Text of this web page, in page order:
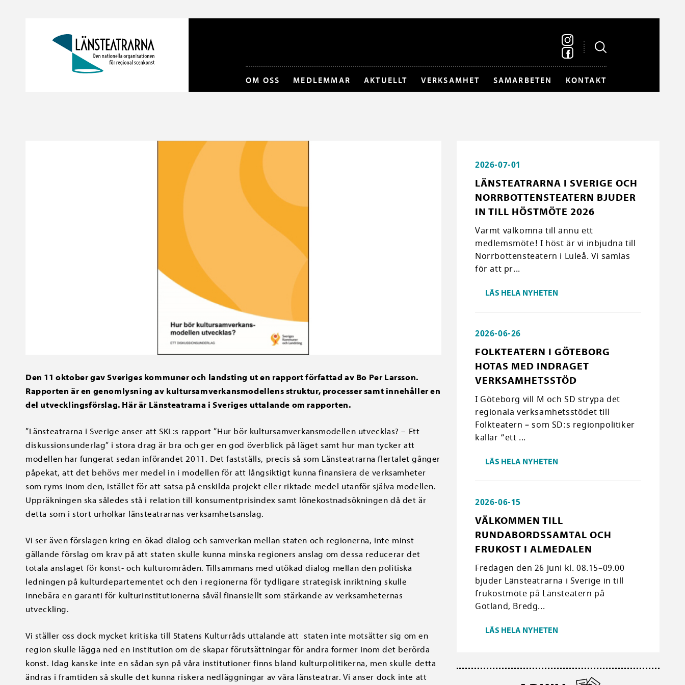
OM OSS MEDLEMMAR AKTUELLT VERKSAMHET SAMARBETEN KONTAKT
Den 11 oktober gav Sveriges kommuner och landsting ut en rapport författad av Bo Per Larsson.
Rapporten är en genomlysning av kultursamverkansmodellens struktur, processer samt innehåller en
del utvecklingsförslag. Här är Länsteatrarna i Sveriges uttalande om rapporten.
”Länsteatrarna i Sverige anser att SKL:s rapport ”Hur bör kultursamverkansmodellen utvecklas? – Ett
diskussionsunderlag” i stora drag är bra och ger en god överblick på läget samt hur man tycker att
modellen har fungerat sedan införandet 2011. Det fastställs, precis så som Länsteatrarna flertalet gånger
påpekat, att det behövs mer medel in i modellen för att långsiktigt kunna finansiera de verksamheter
som ryms inom den, istället för att satsa på enskilda projekt eller riktade medel utanför själva modellen.
Uppräkningen ska således stå i relation till konsumentprisindex samt lönekostnadsökningen då det är
detta som i stort urholkar länsteatrarnas verksamhetsanslag.
Vi ser även förslagen kring en ökad dialog och samverkan mellan staten och regionerna, inte minst
gällande förslag om krav på att staten skulle kunna minska regioners anslag om dessa reducerar det
totala anslaget för konst- och kulturområden. Tillsammans med utökad dialog mellan den politiska
ledningen på kulturdepartementet och den i regionerna för tydligare strategisk inriktning skulle
innebära en garanti för kulturinstitutionerna såväl finansiellt som stärkande av verksamheternas
utveckling.
Vi ställer oss dock mycket kritiska till Statens Kulturråds uttalande att staten inte motsätter sig om en
region skulle lägga ned en institution om de skapar förutsättningar för andra former inom det berörda
konst. Idag kanske inte en sådan syn på våra institutioner finns bland kulturpolitikerna, men skulle detta
ändras i framtiden så skulle det kunna riskera nedläggningar av våra länsteatrar. Vi anser dock inte att
2026-07-01
LÄNSTEATRARNA I SVERIGE OCH
NORRBOTTENSTEATERN BJUDER
IN TILL HÖSTMÖTE 2026
Varmt välkomna till ännu ett
medlemsmöte! I höst är vi inbjudna till
Norrbottensteatern i Luleå. Vi samlas
för att pr...
LÄS HELA NYHETEN
2026-06-26
FOLKTEATERN I GÖTEBORG
HOTAS MED INDRAGET
VERKSAMHETSSTÖD
I Göteborg vill M och SD strypa det
regionala verksamhetsstödet till
Folkteatern – som SD:s regionpolitiker
kallar ”ett ...
LÄS HELA NYHETEN
2026-06-15
VÄLKOMMEN TILL
RUNDABORDSSAMTAL OCH
FRUKOST I ALMEDALEN
Fredagen den 26 juni kl. 08.15–09.00
bjuder Länsteatrarna i Sverige in till
frukostmöte på Länsteatern på
Gotland, Bredg...
LÄS HELA NYHETEN